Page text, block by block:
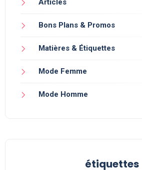
Articles
Bons Plans & Promos
Matières & Étiquettes
Mode Femme
Mode Homme
étiquettes